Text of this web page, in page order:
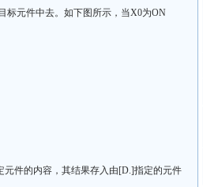
标元件中去。如下图所示，当X0为ON
元件的内容，其结果存入由[D.]指定的元件